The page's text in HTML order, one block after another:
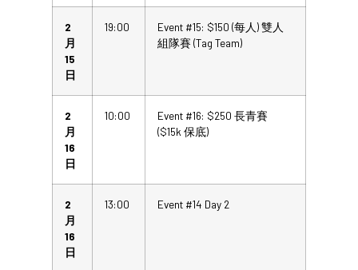
2
月
15
日
19:00
Event #15: $150 (每人) 雙人
組隊賽 (Tag Team)
2
月
16
日
10:00
Event #16: $250 長青賽
($15k 保底)
2
月
16
日
13:00 Event #14 Day 2